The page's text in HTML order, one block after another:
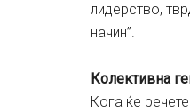
лидерство,
начин”.
Колективна
Кога ќе